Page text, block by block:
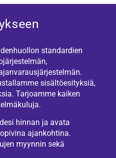
standardien
sisältöesityksiä,
Tarjoamme kaiken
hinnan ja avata
ajankohtina.
myynnin sekä